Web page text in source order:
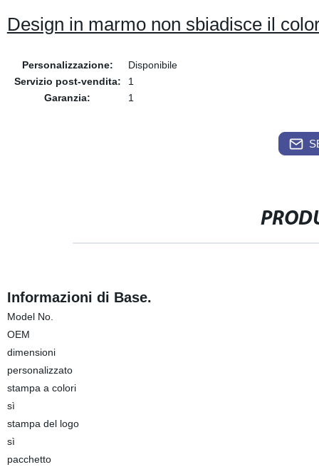
Design in marmo non sbiadisce il
Personalizzazione:
Disponibile
Servizio post-vendita:
1
Garanzia:
1
Informazioni di Base.
Model No.
OEM
dimensioni
personalizzato
stampa a colori
sì
stampa del logo
sì
pacchetto